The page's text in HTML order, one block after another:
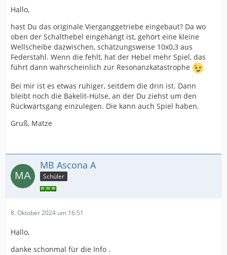
Hallo,
hast Du das originale Vierganggetriebe eingebaut? Da wo
oben der Schalthebel eingehängt ist, gehört eine kleine
Wellscheibe dazwischen, schätzungsweise 10x0,3 aus
Federstahl. Wenn die fehlt, hat der Hebel mehr Spiel, das
führt dann wahrscheinlich zur Resonanzkatastrophe
Bei mir ist es etwas ruhiger, seitdem die drin ist. Dann
bleibt noch die Bakelit-Hülse, an der Du ziehst um den
Rückwärtsgang einzulegen. Die kann auch Spiel haben.
Gruß, Matze
MB Ascona A
Schüler
8. Oktober 2024 um 16:51
Hallo,
danke schonmal für die Info .